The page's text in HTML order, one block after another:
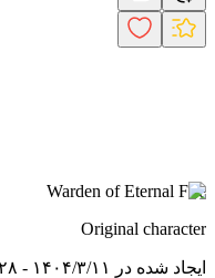
Warden of Eternal Fire
Original character
ایجاد شده در
۱۴۰۴/۳/۱۱ - ۱۹:۲۸